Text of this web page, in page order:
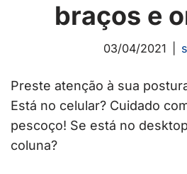
braços e
03/04/2021
Preste atenção à sua
Está no celular? Cuidado
pescoço! Se está no
coluna?